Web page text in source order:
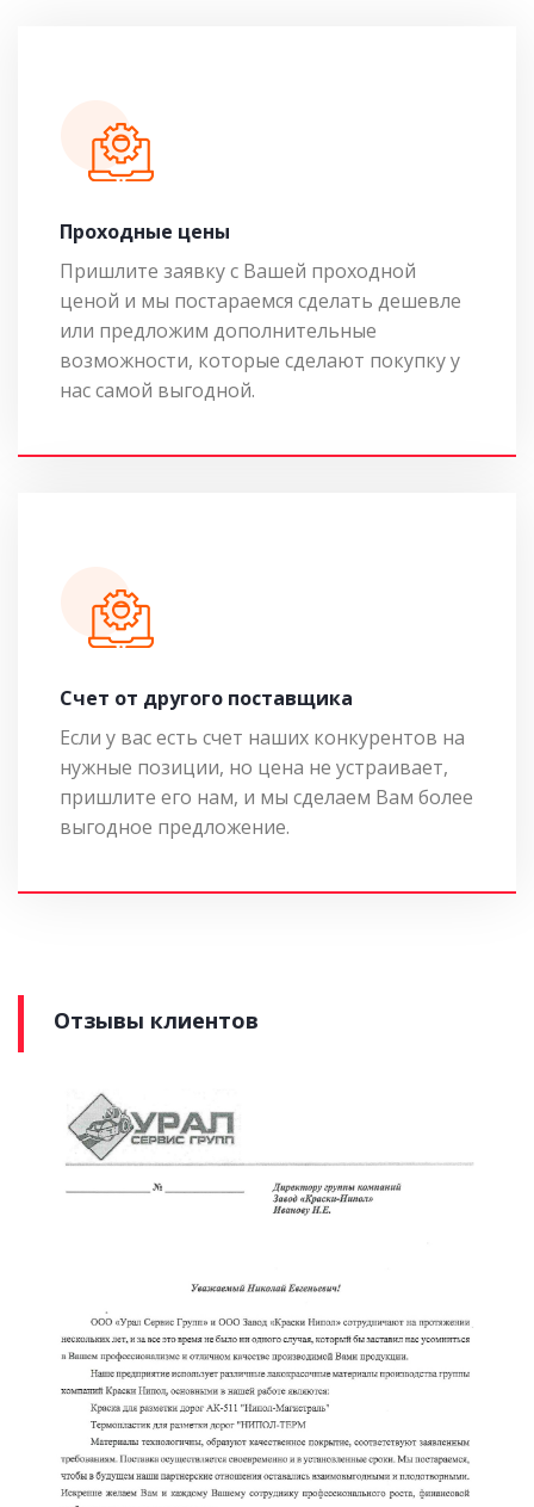
Проходные цены
Пришлите заявку с Вашей проходной
ценой и мы постараемся сделать дешевле
или предложим дополнительные
возможности, которые сделают покупку у
нас самой выгодной.
Cчет от другого поставщика
Если у вас есть счет наших конкурентов на
нужные позиции, но цена не устраивает,
пришлите его нам, и мы сделаем Вам более
выгодное предложение.
Отзывы клиентов